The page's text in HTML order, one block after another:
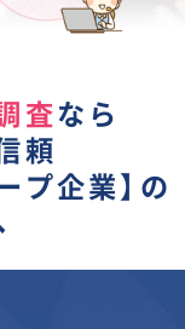
査 なら
頼
プ企業】の